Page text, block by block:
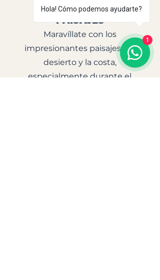
PAISAJES
Maravíllate con los
impresionantes paisajes del
desierto y la costa,
especialmente durante el
Hola! Cómo podemos ayudarte?
1